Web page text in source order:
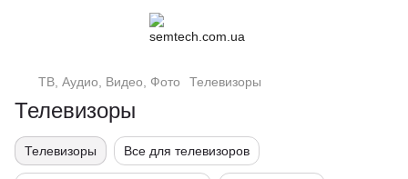
ТВ, Аудио, Видео, Фото Телевизоры
Телевизоры
Телевизоры Все для телевизоров